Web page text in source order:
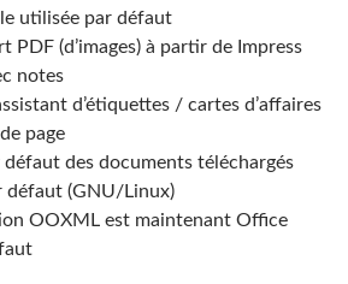
utilisée par défaut
PDF (d’images) à partir de Impress
notes
d’étiquettes / cartes d’affaires
page
défaut des documents téléchargés
défaut (GNU/Linux)
OOXML est maintenant Office